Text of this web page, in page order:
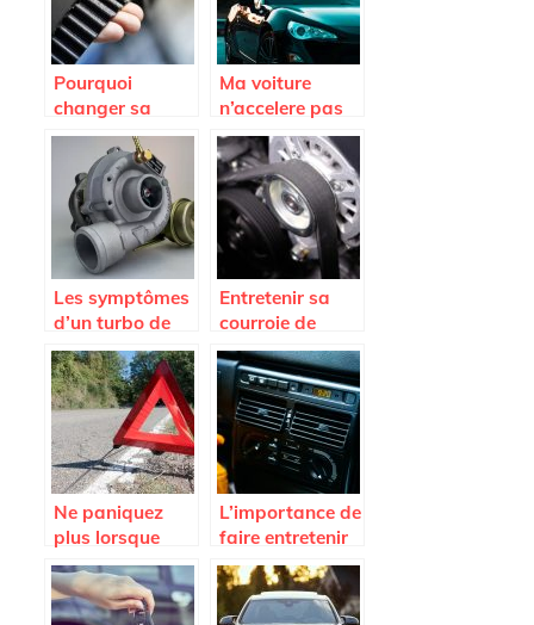
Pourquoi
changer sa
courroie de
distribution
Renault ?
Ma voiture
n’accelere pas
plus; est-ce que
je dois changer
l’embrayage ?
Les symptômes
d’un turbo de
voiture HS et les
causes de
l’endommagem
ent
Entretenir sa
courroie de
distribution
pour preserver
son moteur
Ne paniquez
plus lorsque
vous tombez en
panne; appelez
la fourrière
L’importance de
faire entretenir
la climatisation
de sa voiture